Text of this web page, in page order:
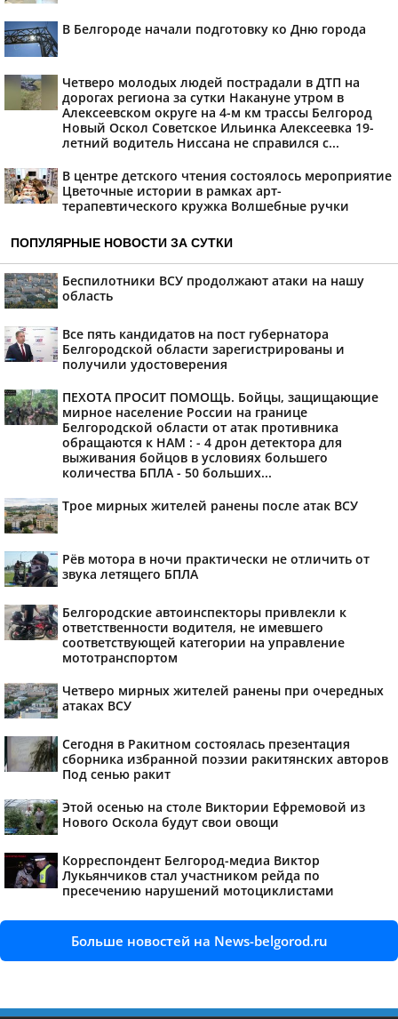
В Белгороде начали подготовку ко Дню города
Четверо молодых людей пострадали в ДТП на
дорогах региона за сутки Накануне утром в
Алексеевском округе на 4-м км трассы Белгород
Новый Оскол Советское Ильинка Алексеевка 19-
летний водитель Ниссана не справился с...
В центре детского чтения состоялось мероприятие
Цветочные истории в рамках арт-
терапевтического кружка Волшебные ручки
ПОПУЛЯРНЫЕ НОВОСТИ ЗА СУТКИ
Беспилотники ВСУ продолжают атаки на нашу
область
Все пять кандидатов на пост губернатора
Белгородской области зарегистрированы и
получили удостоверения
ПЕХОТА ПРОСИТ ПОМОЩЬ. Бойцы, защищающие
мирное население России на границе
Белгородской области от атак противника
обращаются к НАМ : - 4 дрон детектора для
выживания бойцов в условиях большего
количества БПЛА - 50 больших...
Трое мирных жителей ранены после атак ВСУ
Рёв мотора в ночи практически не отличить от
звука летящего БПЛА
Белгородские автоинспекторы привлекли к
ответственности водителя, не имевшего
соответствующей категории на управление
мототранспортом
Четверо мирных жителей ранены при очередных
атаках ВСУ
Сегодня в Ракитном состоялась презентация
сборника избранной поэзии ракитянских авторов
Под сенью ракит
Этой осенью на столе Виктории Ефремовой из
Нового Оскола будут свои овощи
Корреспондент Белгород-медиа Виктор
Лукьянчиков стал участником рейда по
пресечению нарушений мотоциклистами
Больше новостей на News-belgorod.ru